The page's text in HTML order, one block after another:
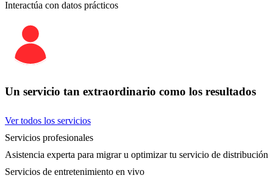
Interactúa con datos prácticos
Un servicio tan extraordinario como los resultados
Ver todos los servicios
Servicios profesionales
Asistencia experta para migrar u optimizar tu servicio de distribución
Servicios de entretenimiento en vivo